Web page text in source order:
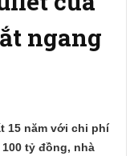
ngang
15 năm với chi phí
tỷ đồng, nhà